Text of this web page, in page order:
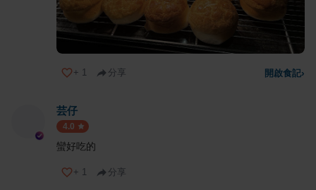
+ 1 分享 開啟食記›
芸仔
4.0
蠻好吃的
+ 1 分享